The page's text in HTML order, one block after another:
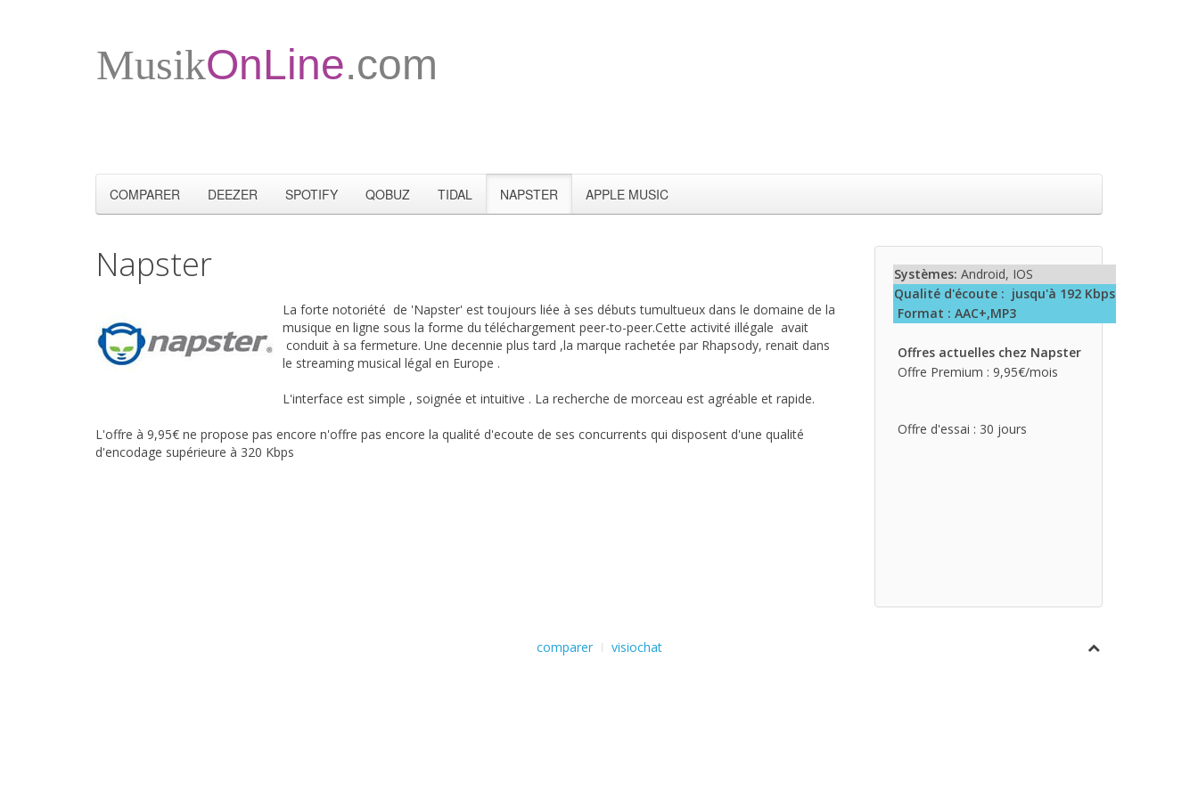
MusikOnLine.com
COMPARER DEEZER SPOTIFY QOBUZ TIDAL NAPSTER APPLE MUSIC
Napster
La forte notoriété de 'Napster' est toujours liée à ses débuts tumultueux dans le domaine de la
musique en ligne sous la forme du téléchargement peer-to-peer.Cette activité illégale avait
conduit à sa fermeture. Une decennie plus tard ,la marque rachetée par Rhapsody, renait dans
le streaming musical légal en Europe .
L'interface est simple , soignée et intuitive . La recherche de morceau est agréable et rapide.
L'offre à 9,95€ ne propose pas encore n'offre pas encore la qualité d'ecoute de ses concurrents qui disposent d'une qualité
d'encodage supérieure à 320 Kbps
Systèmes: Android, IOS
Qualité d'écoute : jusqu'à 192 Kbps
Format : AAC+,MP3
Offres actuelles chez Napster
Offre Premium : 9,95€/mois
Offre d'essai : 30 jours
comparer visiochat